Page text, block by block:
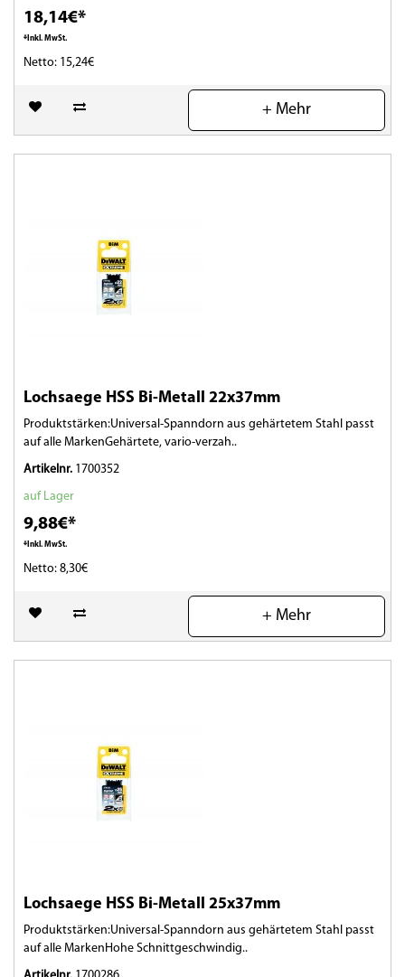
18,14€*
*Inkl. MwSt.
Netto: 15,24€
(0)
+ Mehr
Lochsaege HSS Bi-Metall 22x37mm
Produktstärken:Universal-Spanndorn aus gehärtetem Stahl passt
auf alle MarkenGehärtete, vario-verzah..
Artikelnr. 1700352
auf Lager
9,88€*
*Inkl. MwSt.
Netto: 8,30€
(0)
+ Mehr
Lochsaege HSS Bi-Metall 25x37mm
Produktstärken:Universal-Spanndorn aus gehärtetem Stahl passt
auf alle MarkenHohe Schnittgeschwindig..